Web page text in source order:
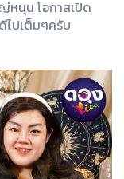
หนุน โอกาสเปิด
ไปเต็มๆครับ